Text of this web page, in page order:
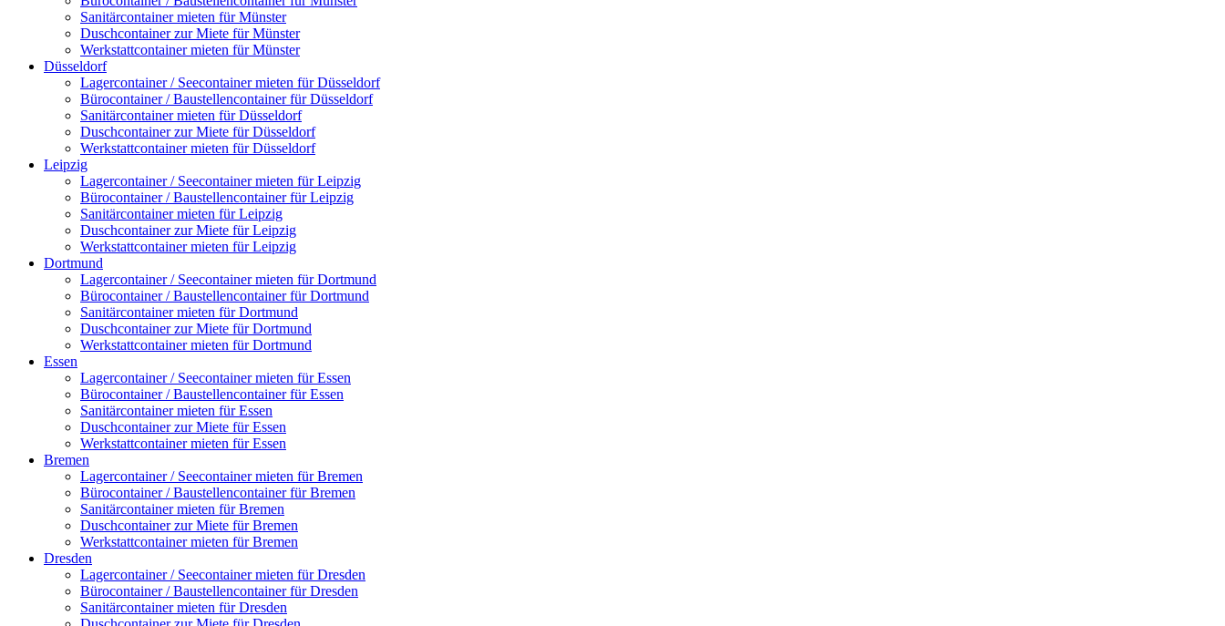
Sanitärcontainer mieten für Münster
Duschcontainer zur Miete für Münster
Werkstattcontainer mieten für Münster
Düsseldorf
Lagercontainer / Seecontainer mieten für Düsseldorf
Bürocontainer / Baustellencontainer für Düsseldorf
Sanitärcontainer mieten für Düsseldorf
Duschcontainer zur Miete für Düsseldorf
Werkstattcontainer mieten für Düsseldorf
Leipzig
Lagercontainer / Seecontainer mieten für Leipzig
Bürocontainer / Baustellencontainer für Leipzig
Sanitärcontainer mieten für Leipzig
Duschcontainer zur Miete für Leipzig
Werkstattcontainer mieten für Leipzig
Dortmund
Lagercontainer / Seecontainer mieten für Dortmund
Bürocontainer / Baustellencontainer für Dortmund
Sanitärcontainer mieten für Dortmund
Duschcontainer zur Miete für Dortmund
Werkstattcontainer mieten für Dortmund
Essen
Lagercontainer / Seecontainer mieten für Essen
Bürocontainer / Baustellencontainer für Essen
Sanitärcontainer mieten für Essen
Duschcontainer zur Miete für Essen
Werkstattcontainer mieten für Essen
Bremen
Lagercontainer / Seecontainer mieten für Bremen
Bürocontainer / Baustellencontainer für Bremen
Sanitärcontainer mieten für Bremen
Duschcontainer zur Miete für Bremen
Werkstattcontainer mieten für Bremen
Dresden
Lagercontainer / Seecontainer mieten für Dresden
Bürocontainer / Baustellencontainer für Dresden
Sanitärcontainer mieten für Dresden